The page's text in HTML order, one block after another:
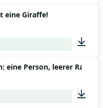
eine Giraffe!
00:08
Person, leerer Raum